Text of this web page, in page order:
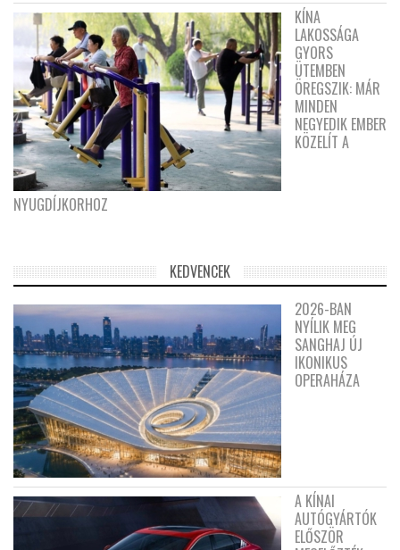
KÍNA
LAKOSSÁGA
GYORS
ÜTEMBEN
ÖREGSZIK: MÁR
MINDEN
NEGYEDIK EMBER
KÖZELÍT A
NYUGDÍJKORHOZ
KEDVENCEK
2026-BAN
NYÍLIK MEG
SANGHAJ ÚJ
IKONIKUS
OPERAHÁZA
A KÍNAI
AUTÓGYÁRTÓK
ELŐSZÖR